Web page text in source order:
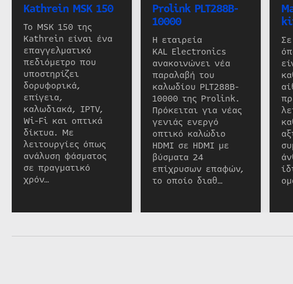
Kathrein MSK 150
Το MSK 150 της
Kathrein είναι ένα
επαγγελματικό
πεδιόμετρο που
υποστηρίζει
δορυφορικά,
επίγεια,
καλωδιακά, IPTV,
Wi-Fi και οπτικά
δίκτυα. Με
λειτουργίες όπως
ανάλυση φάσματος
σε πραγματικό
χρόν…
Prolink PLT288B-
10000
Η εταιρεία
KAL Electronics
ανακοινώνει νέα
παραλαβή του
καλωδίου PLT288B-
10000 της Prolink.
Πρόκειται για νέας
γενιάς ενεργό
οπτικό καλώδιο
HDMI σε HDMI με
βύσματα 24
επίχρυσων επαφών,
το οποίο διαθ…